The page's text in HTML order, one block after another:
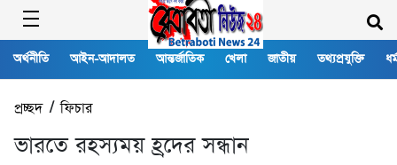
অর্থনীতি আইন-আদালত আন্তর্জাতিক খেলা জাতীয় তথ্যপ্রযুক্তি
প্রচ্ছদ/ফিচার
ভারতে রহস্যময় হ্রদের সন্ধান